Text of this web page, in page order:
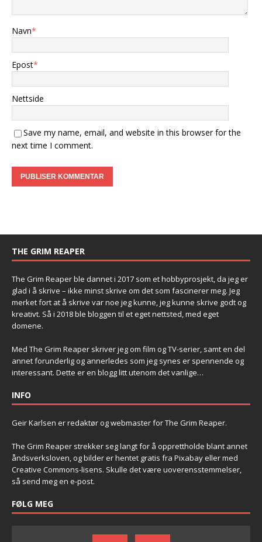
Navn*
Epost*
Nettside
Save my name, email, and website in this browser for the
next time I comment.
THE GRIM REAPER
The Grim Reaper ble dannet i 2017 som et hobbyprosjekt, da jeg er
glad i å skrive – ikke minst skrive om det som fascinerer meg. Jeg
merket fort at å skrive var noe jeg kunne, jeg kunne skrive godt og
kreativt. Så i 2018 ble bloggen til et eget nettsted, med eget
domene.
Med The Grim Reaper skriver jeg om film og TV-serier, samt en del
annet forunderlig og annerledes som jeg synes er spennende og
interessant. Dette er en blogg litt utenom det vanlige…
INFO
Geir Karlsen er redaktør og webmaster for The Grim Reaper.
The Grim Reaper strekker seg langt for å opprettholde blant annet
åndsverksloven, og bilder er hentet gratis fra Pixabay eller med
Creative Commons-lisens. Skulle det være uoverensstemmelser,
så send meg en e-post.
FØLG MEG